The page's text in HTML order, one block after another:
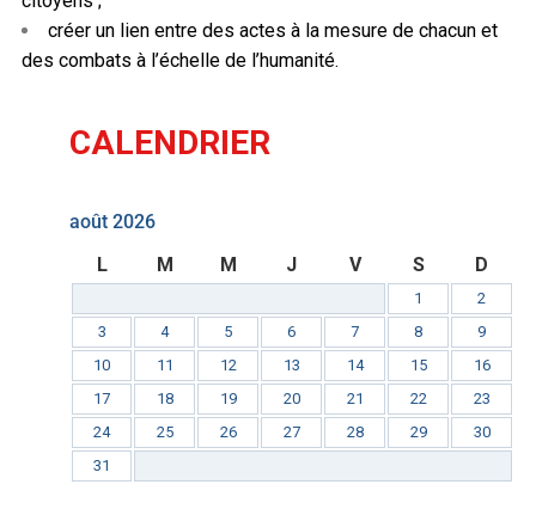
créer un lien entre des actes à la mesure de chacun et
des combats à l’échelle de l’humanité.
CALENDRIER
août 2026
L
M M J V S D
1
2
3
4 5 6 7 8
9
10
11 12 13 14 15
16
17
18 19 20 21 22
23
24
25 26 27 28 29
30
31